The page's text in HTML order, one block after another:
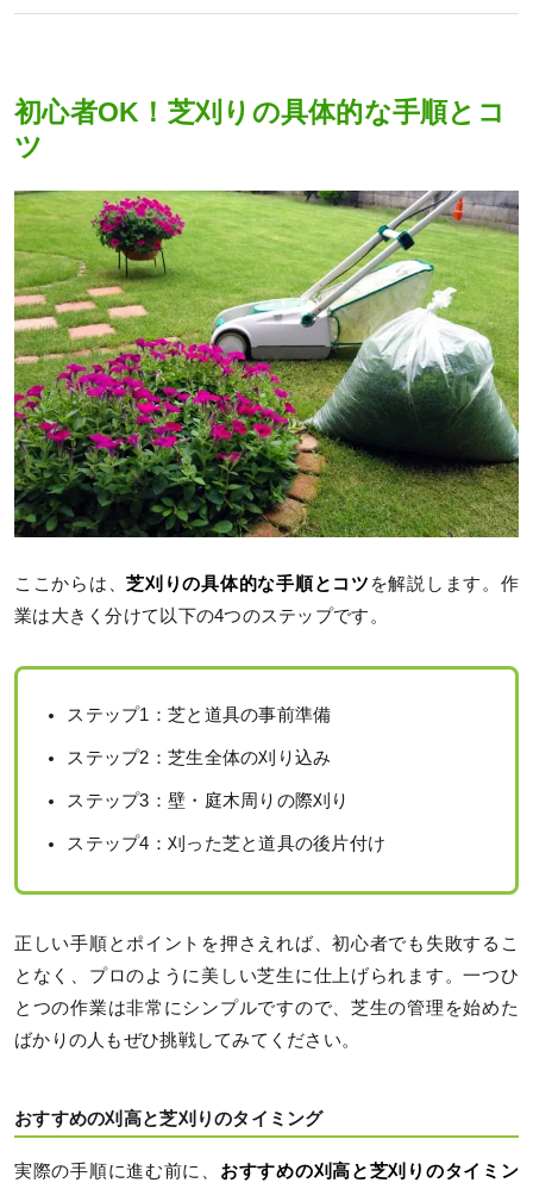
初心者OK！芝刈りの具体的な手順とコ
ツ
ここからは、芝刈りの具体的な手順とコツ を解説します。作
業は大きく分けて以下の4つのステップです。
ステップ1：芝と道具の事前準備
ステップ2：芝生全体の刈り込み
ステップ3：壁・庭木周りの際刈り
ステップ4：刈った芝と道具の後片付け
正しい手順とポイントを押さえれば、初心者でも失敗するこ
となく、プロのように美しい芝生に仕上げられます。一つひ
とつの作業は非常にシンプルですので、芝生の管理を始めた
ばかりの人もぜひ挑戦してみてください。
おすすめの刈高と芝刈りのタイミング
実際の手順に進む前に、 おすすめの刈高と芝刈りのタイミン